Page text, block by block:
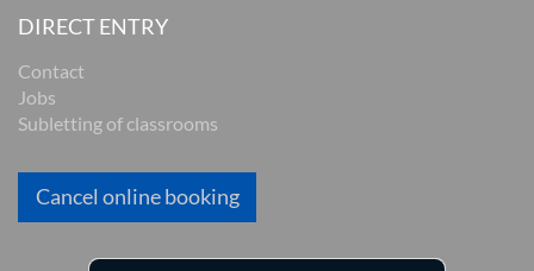
DIRECT ENTRY
Contact
Jobs
Subletting of classrooms
Cancel online booking